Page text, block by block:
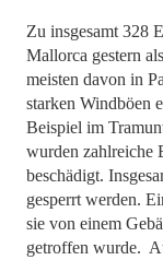
Zu insgesamt 328
Mallorca gestern
meisten davon in
starken Windböen
Beispiel im
wurden zahlreiche
beschädigt.
gesperrt werden.
sie von einem
getroffen wurde.